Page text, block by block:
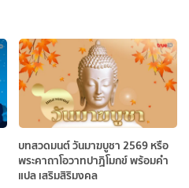
บทสวดมนต์ วันมาฆบูชา 2569 หรือ
พระคาถาโอวาทปาฏิโมกข์ พร้อมคำ
แปล เสริมสิริมงคล